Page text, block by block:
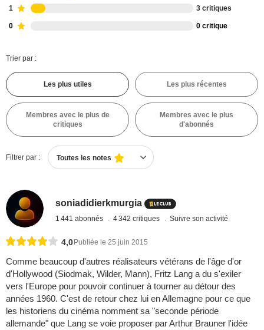
1 3 critiques
0 0 critique
Trier par :
Les plus utiles Les plus récentes
Membres avec le plus de
critiques
Membres avec le plus
d'abonnés
Filtrer par : Toutes les notes
soniadidierkmurgia
1 441 abonnés 4 342 critiques Suivre son activité
4,0 Publiée le 25 juin 2015
Comme beaucoup d'autres réalisateurs vétérans de l'âge d'or
d'Hollywood (Siodmak, Wilder, Mann), Fritz Lang a du s'exiler
vers l'Europe pour pouvoir continuer à tourner au détour des
années 1960. C'est de retour chez lui en Allemagne pour ce que
les historiens du cinéma nomment sa "seconde période
allemande" que Lang se voie proposer par Arthur Brauner l'idée